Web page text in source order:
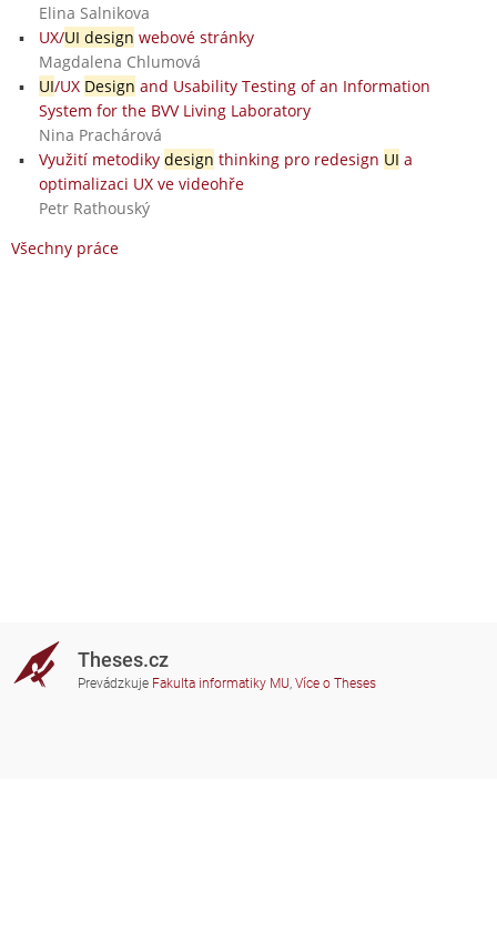
Elina Salnikova
UX/UI design webové stránky
Magdalena Chlumová
UI/UX Design and Usability Testing of an Information
System for the BVV Living Laboratory
Nina Prachárová
Využití metodiky design thinking pro redesign UI a
optimalizaci UX ve videohře
Petr Rathouský
Všechny práce
Theses.cz
Prevádzkuje Fakulta informatiky MU, Více o Theses